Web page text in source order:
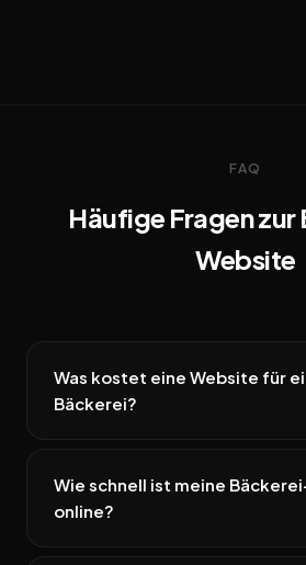
FAQ
Häufige Fragen
Website
Was kostet eine Website für
Bäckerei?
Wie schnell ist meine
online?